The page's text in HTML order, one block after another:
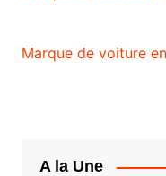
Marque de voiture
A la Une